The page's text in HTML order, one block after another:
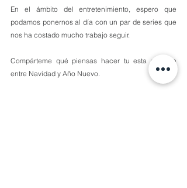
En el ámbito del entretenimiento, espero que
podamos ponernos al día con un par de series que
nos ha costado mucho trabajo seguir.
Compárteme qué piensas hacer tu esta semana
entre Navidad y Año Nuevo.